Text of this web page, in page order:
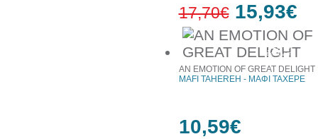
10%
έκπτωση
17,70€ 15,93€
AN EMOTION OF GREAT DELIGHT
MAFI TAHEREH - ΜΑΦΙ ΤΑΧΕΡΕ
10,59€